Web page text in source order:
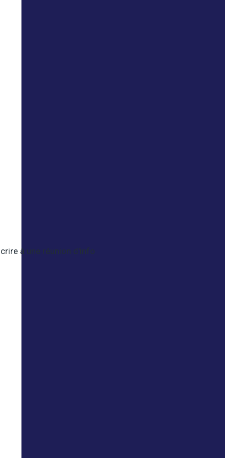
à une réunion d'info